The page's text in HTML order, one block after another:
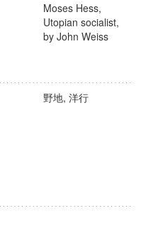
Moses Hess,
Utopian socialist,
by John Weiss
野地, 洋行